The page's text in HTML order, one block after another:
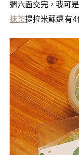
週六面交完，我可
抹茶提拉米蘇還有4